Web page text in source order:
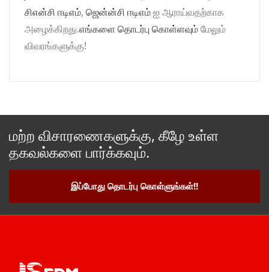
சிஎன்சி ஈடிஎம், ஜென்ன்சி ஈடிஎம்ஐ ஆராய்வதற்காக
அழைக்கிறது.எங்களை தொடர்பு கொள்ளவும்மேலும்
விவரங்களுக்கு!
மற்ற விசாரணைகளுக்கு, கீழே உள்ள
தகவல்களை பார்க்கவும்.
இப்போது தொடர்பு கொள்ளுங்கள்!!